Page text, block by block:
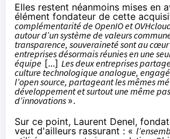
Elles restent néanmoins mises en
élément fondateur de cette
complémentarité de OpenIO et
autour d’un système de valeurs
transparence, souveraineté sont au cœur
entreprises désormais réunies en une
équipe [...] Les deux entreprises
culture technologique analogue,
l’open source, partageant les mêmes
développement et surtout une même
d’innovations ».
Sur ce point, Laurent Denel,
veut d'ailleurs rassurant : «